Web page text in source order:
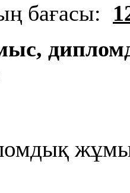
бағасы: